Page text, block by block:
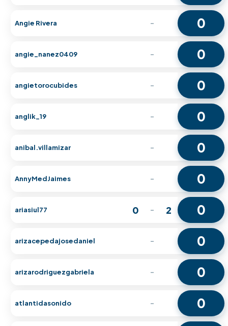
Angie Rivera - 0
angie_nanez0409 - 0
angietorocubides - 0
anglik_19 - 0
anibal.villamizar - 0
AnnyMedJaimes - 0
ariasiul77 0 - 2 0
arizacepedajosedaniel - 0
arizarodriguezgabriela - 0
atlantidasonido - 0